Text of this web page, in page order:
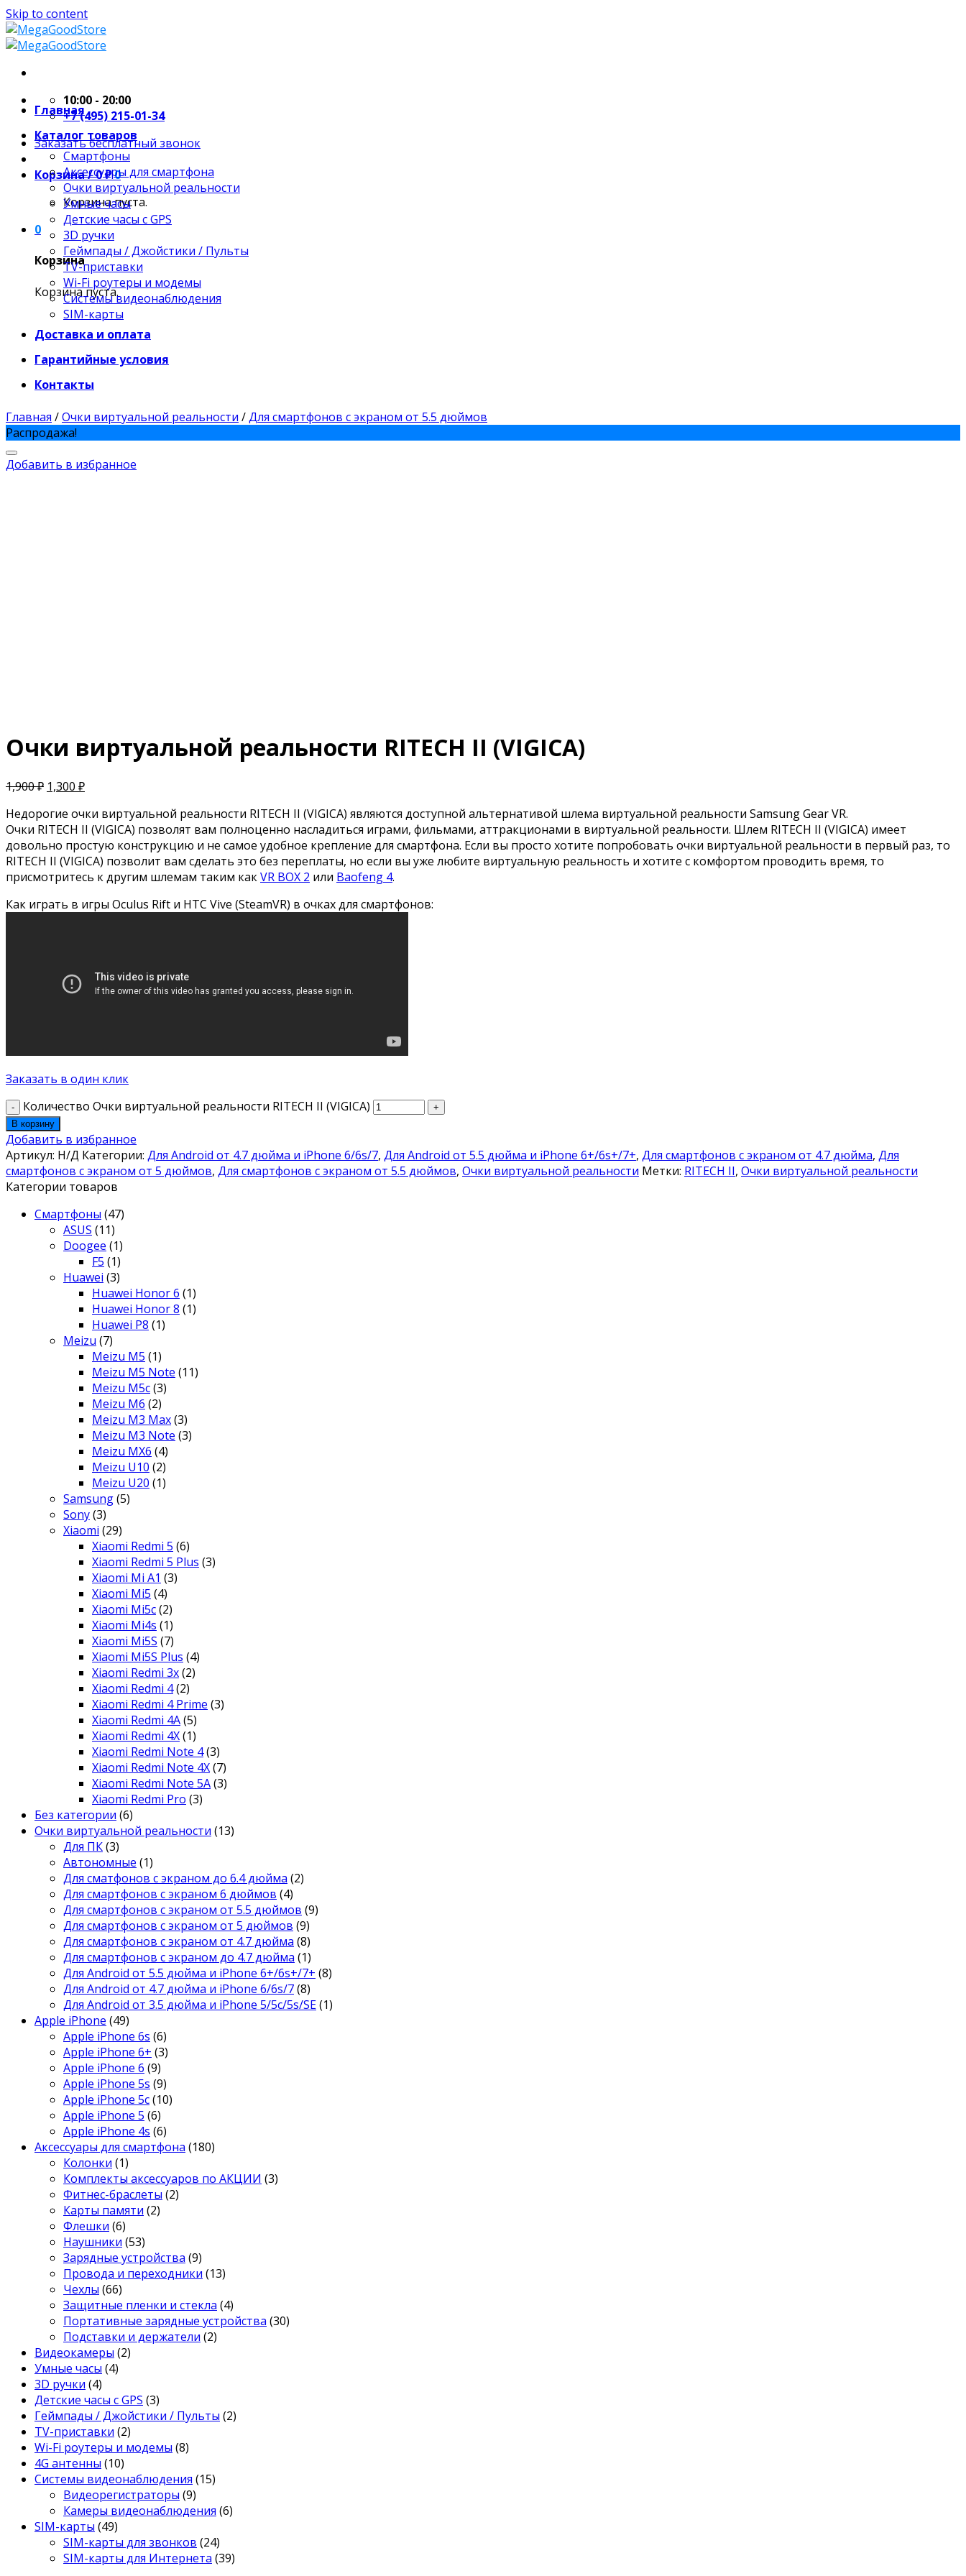
Skip to content
10:00 - 20:00
+7 (495) 215-01-34
Заказать бесплатный звонок
Корзина /0₽0
Корзина пуста.
0
Корзина
Корзина пуста.
Главная
Каталог товаров
Смартфоны
Аксессуары для смартфона
Очки виртуальной реальности
Умные часы
Детские часы с GPS
3D ручки
Геймпады / Джойстики / Пульты
TV-приставки
Wi-Fi роутеры и модемы
Системы видеонаблюдения
SIM-карты
Доставка и оплата
Гарантийные условия
Контакты
Главная /Очки виртуальной реальности /Для смартфонов с экраном от 5.5 дюймов
Распродажа!
Добавить в избранное
Очки виртуальной реальности RITECH II (VIGICA)
1,900₽ 1,300 ₽
Недорогие очки виртуальной реальности RITECH II (VIGICA) являются доступной альтернативой шлема виртуальной реальности Samsung Gear VR.
Очки RITECH II (VIGICA) позволят вам полноценно насладиться играми, фильмами, аттракционами в виртуальной реальности. Шлем RITECH II (VIGICA) имеет
довольно простую конструкцию и не самое удобное крепление для смартфона. Если вы просто хотите попробовать очки виртуальной реальности в первый раз, то
RITECH II (VIGICA) позволит вам сделать это без переплаты, но если вы уже любите виртуальную реальность и хотите с комфортом проводить время, то
присмотритесь к другим шлемам таким какVR BOX 2 или Baofeng 4.
Как играть в игры Oculus Rift и HTC Vive (SteamVR) в очках для смартфонов:
Заказать в один клик
Количество Очки виртуальной реальности RITECH II (VIGICA)
В корзину
Добавить в избранное
Артикул: Н/Д Категории: Для Android от 4.7 дюйма и iPhone 6/6s/7, Для Android от 5.5 дюйма и iPhone 6+/6s+/7+, Для смартфонов с экраном от 4.7 дюйма, Для
смартфонов с экраном от 5 дюймов, Для смартфонов с экраном от 5.5 дюймов, Очки виртуальной реальности Метки: RITECH II, Очки виртуальной реальности
Категории товаров
Смартфоны (47)
ASUS (11)
Doogee (1)
F5 (1)
Huawei (3)
Huawei Honor 6 (1)
Huawei Honor 8 (1)
Huawei P8 (1)
Meizu (7)
Meizu M5 (1)
Meizu M5 Note (11)
Meizu M5c(3)
Meizu M6 (2)
Meizu M3 Max(3)
Meizu M3 Note (3)
Meizu MX6 (4)
Meizu U10 (2)
Meizu U20 (1)
Samsung(5)
Sony(3)
Xiaomi (29)
Xiaomi Redmi 5 (6)
Xiaomi Redmi 5 Plus (3)
Xiaomi Mi A1 (3)
Xiaomi Mi5 (4)
Xiaomi Mi5c(2)
Xiaomi Mi4s (1)
Xiaomi Mi5S (7)
Xiaomi Mi5S Plus (4)
Xiaomi Redmi 3x(2)
Xiaomi Redmi 4(2)
Xiaomi Redmi 4 Prime (3)
Xiaomi Redmi 4A(5)
Xiaomi Redmi 4X(1)
Xiaomi Redmi Note 4(3)
Xiaomi Redmi Note 4X(7)
Xiaomi Redmi Note 5A(3)
Xiaomi Redmi Pro (3)
Без категории (6)
Очки виртуальной реальности (13)
Для ПК(3)
Автономные (1)
Для сматфонов с экраном до 6.4 дюйма (2)
Для смартфонов с экраном 6 дюймов (4)
Для смартфонов с экраном от 5.5 дюймов (9)
Для смартфонов с экраном от 5 дюймов (9)
Для смартфонов с экраном от 4.7 дюйма (8)
Для смартфонов с экраном до 4.7 дюйма (1)
Для Android от 5.5 дюйма и iPhone 6+/6s+/7+ (8)
Для Android от 4.7 дюйма и iPhone 6/6s/7(8)
Для Android от 3.5 дюйма и iPhone 5/5c/5s/SE(1)
Apple iPhone (49)
Apple iPhone 6s (6)
Apple iPhone 6+ (3)
Apple iPhone 6 (9)
Apple iPhone 5s (9)
Apple iPhone 5c(10)
Apple iPhone 5 (6)
Apple iPhone 4s (6)
Аксессуары для смартфона (180)
Колонки (1)
Комплекты аксессуаров по АКЦИИ (3)
Фитнес-браслеты (2)
Карты памяти (2)
Флешки (6)
Наушники (53)
Зарядные устройства (9)
Провода и переходники (13)
Чехлы (66)
Защитные пленки и стекла (4)
Портативные зарядные устройства (30)
Подставки и держатели (2)
Видеокамеры (2)
Умные часы (4)
3D ручки (4)
Детские часы с GPS (3)
Геймпады / Джойстики / Пульты (2)
TV-приставки (2)
Wi-Fi роутеры и модемы (8)
4G антенны (10)
Системы видеонаблюдения (15)
Видеорегистраторы (9)
Камеры видеонаблюдения (6)
SIM-карты (49)
SIM-карты для звонков (24)
SIM-карты для Интернета (39)